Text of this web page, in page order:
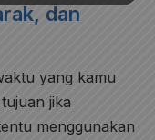
dan
yang kamu
jika
menggunakan